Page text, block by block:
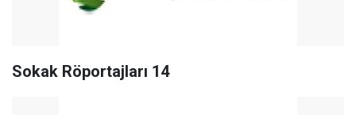
Sokak Röportajları 14